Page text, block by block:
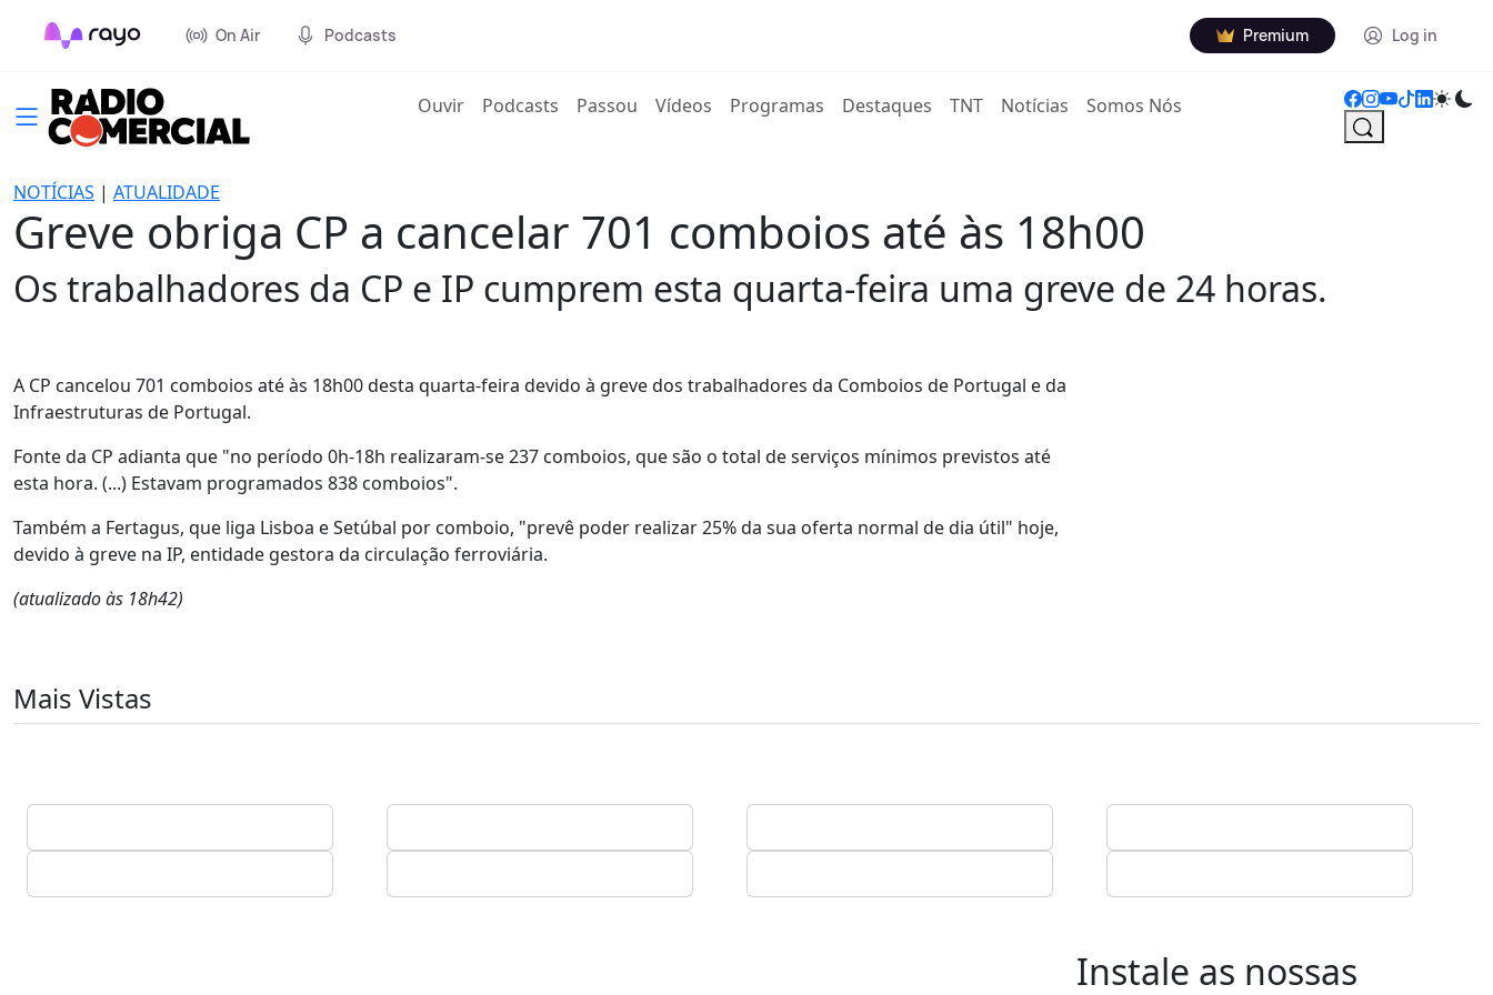
On Air Podcasts Premium Log in
Ouvir(current)
Podcasts Passou Vídeos Programas Destaques TNT Notícias Somos Nós
NOTÍCIAS | ATUALIDADE
Greve obriga CP a cancelar 701 comboios até às 18h00
Os trabalhadores da CP e IP cumprem esta quarta-feira uma greve de 24 horas.
A CP cancelou 701 comboios até às 18h00 desta quarta-feira devido à greve dos trabalhadores da Comboios de Portugal e da
Infraestruturas de Portugal.
Fonte da CP adianta que "no período 0h-18h realizaram-se 237 comboios, que são o total de serviços mínimos previstos até
esta hora. (...) Estavam programados 838 comboios".
Também a Fertagus, que liga Lisboa e Setúbal por comboio, "prevê poder realizar 25% da sua oferta normal de dia útil" hoje,
devido à greve na IP, entidade gestora da circulação ferroviária.
(atualizado às 18h42)
Mais Vistas
Instale as nossas